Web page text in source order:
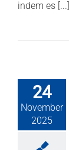
indem es [...]
24
November
2025